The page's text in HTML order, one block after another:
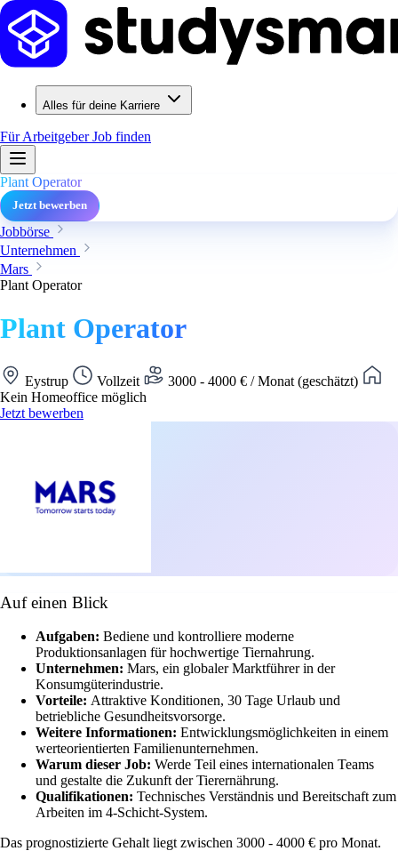
Alles für deine Karriere
Für ArbeitgeberJob finden
Plant Operator
Jetzt bewerben
Jobbörse
Unternehmen
Mars
Plant Operator
Plant Operator
Eystrup Vollzeit
3000 - 4000 € / Monat (geschätzt)
Kein Homeoffice möglich
Jetzt bewerben
Auf einen Blick
Aufgaben: Bediene und kontrolliere moderne
Produktionsanlagen für hochwertige Tiernahrung.
Unternehmen: Mars, ein globaler Marktführer in der
Konsumgüterindustrie.
Vorteile: Attraktive Konditionen, 30 Tage Urlaub und
betriebliche Gesundheitsvorsorge.
Weitere Informationen: Entwicklungsmöglichkeiten in einem
werteorientierten Familienunternehmen.
Warum dieser Job: Werde Teil eines internationalen Teams
und gestalte die Zukunft der Tierernährung.
Qualifikationen: Technisches Verständnis und Bereitschaft zum
Arbeiten im 4-Schicht-System.
Das prognostizierte Gehalt liegt zwischen 3000 - 4000 € pro Monat.